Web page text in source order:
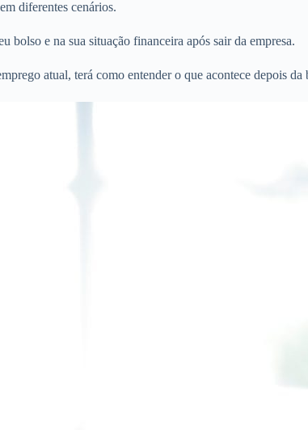
diferentes cenários.
bolso e na sua situação financeira após sair da empresa.
atual, terá como entender o que acontece depois